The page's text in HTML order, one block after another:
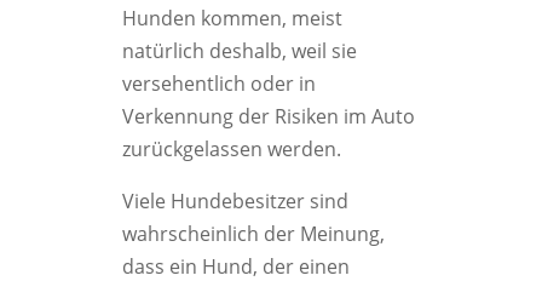
Hunden kommen, meist
natürlich deshalb, weil sie
versehentlich oder in
Verkennung der Risiken im Auto
zurückgelassen werden.
Viele Hundebesitzer sind
wahrscheinlich der Meinung,
dass ein Hund, der einen